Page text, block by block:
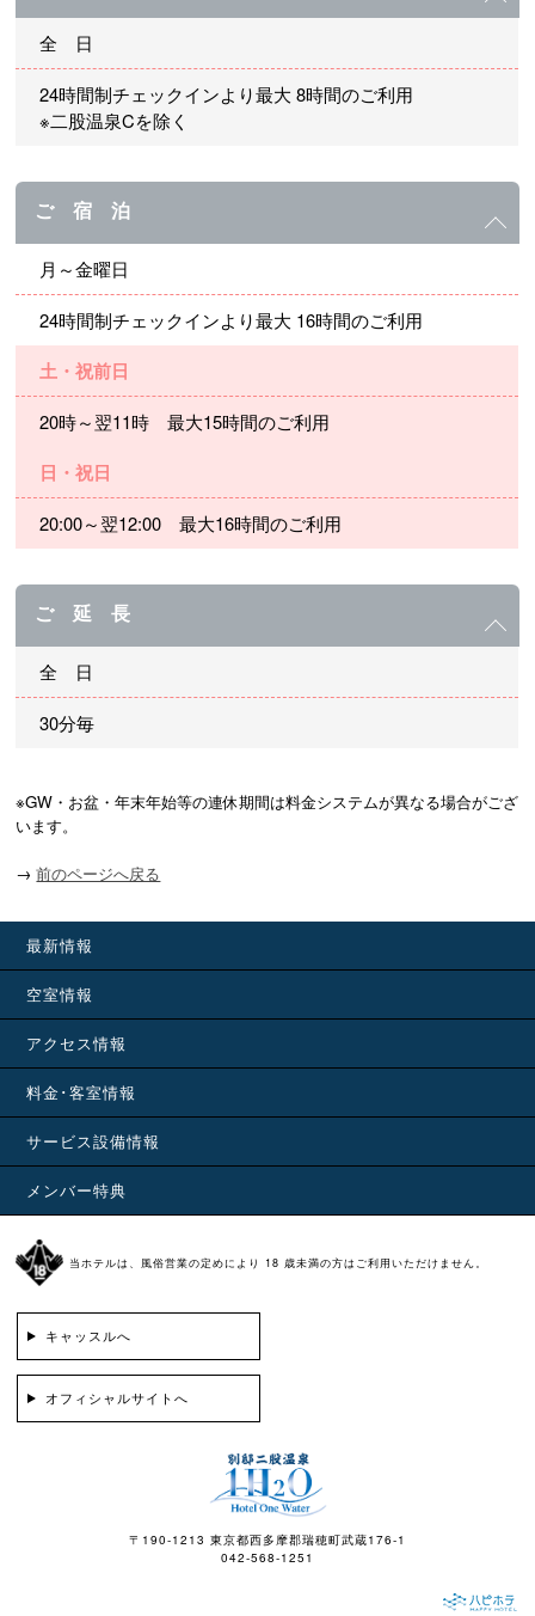
全 日
24時間制チェックインより最大 8時間のご利用
※二股温泉Cを除く
ご 宿 泊
月～金曜日
24時間制チェックインより最大 16時間のご利用
土・祝前日
20時～翌11時 最大15時間のご利用
日・祝日
20:00～翌12:00 最大16時間のご利用
ご 延 長
全 日
30分毎
※GW・お盆・年末年始等の連休期間は料金システムが異なる場合がござ
います。
→ 前のページへ戻る
最新情報
空室情報
アクセス情報
料金･客室情報
サービス設備情報
メンバー特典
当ホテルは、風俗営業の定めにより 18 歳未満の方はご利用いただけません。
キャッスルへ
オフィシャルサイトへ
〒190-1213 東京都西多摩郡瑞穂町武蔵176-1
042-568-1251